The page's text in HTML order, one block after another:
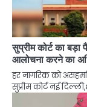
सुप्रीम कोर्ट का
आलोचना करने का
हर नागरिक को
सुप्रीम कोर्ट नई